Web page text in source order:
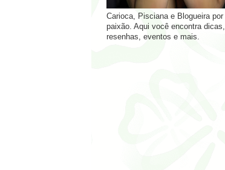
Carioca, Pisciana e Blogueira por
paixão. Aqui você encontra dicas,
resenhas, eventos e mais.